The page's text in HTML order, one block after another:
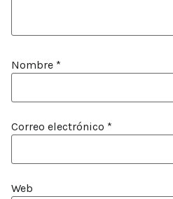
Nombre *
Correo electrónico *
Web